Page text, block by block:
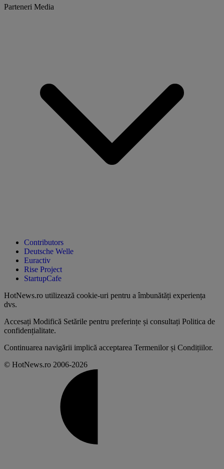
Parteneri Media
Contributors
Deutsche Welle
Euractiv
Rise Project
StartupCafe
HotNews.ro utilizează cookie-uri pentru a îmbunătăți experiența
dvs.
Accesați Modifică Setările pentru preferințe și consultați Politica de
confidențialitate.
Continuarea navigării implică acceptarea Termenilor și Condițiilor.
© HotNews.ro 2006-2026